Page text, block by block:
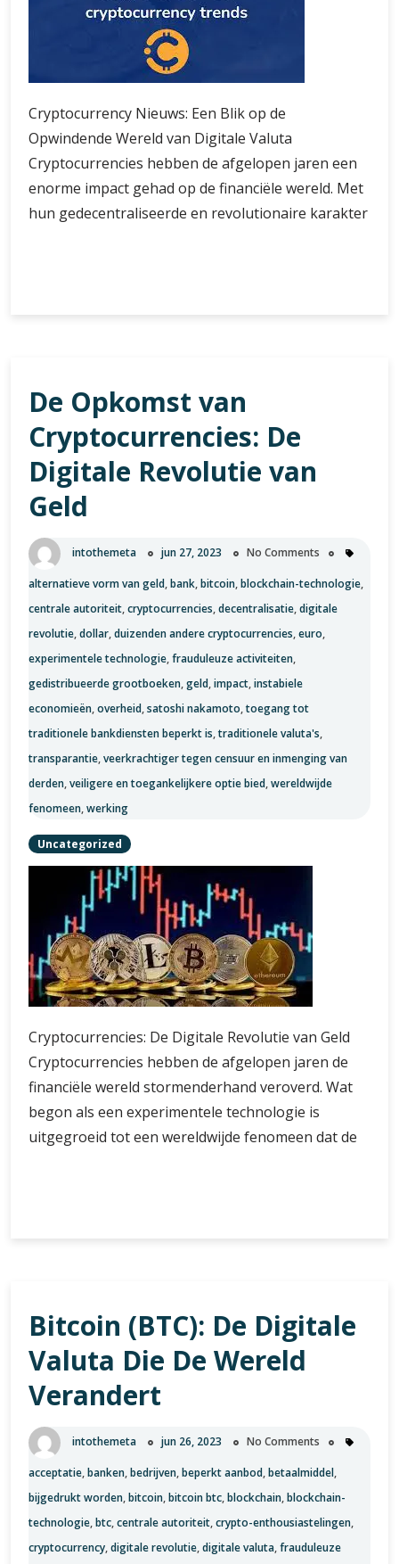
Cryptocurrency Nieuws: Een Blik op de
Opwindende Wereld van Digitale Valuta
Cryptocurrencies hebben de afgelopen jaren een
enorme impact gehad op de financiële wereld. Met
hun gedecentraliseerde en revolutionaire karakter
in
Cryptocurrency
Nieuws
De Opkomst van
Cryptocurrencies: De
Digitale Revolutie van
Geld
intothemeta jun 27, 2023 No Comments
alternatieve vorm van geld,bank,bitcoin,blockchain-technologie,
centrale autoriteit,cryptocurrencies,decentralisatie,digitale
revolutie,dollar,duizenden andere cryptocurrencies,euro,
experimentele technologie,frauduleuze activiteiten,
gedistribueerde grootboeken,geld,impact,instabiele
economieën,overheid,satoshi nakamoto,toegang tot
traditionele bankdiensten beperkt is,traditionele valuta's,
transparantie,veerkrachtiger tegen censuur en inmenging van
derden,veiligere en toegankelijkere optie bied,wereldwijde
fenomeen,werking
Uncategorized
Cryptocurrencies: De Digitale Revolutie van Geld
Cryptocurrencies hebben de afgelopen jaren de
financiële wereld stormenderhand veroverd. Wat
begon als een experimentele technologie is
uitgegroeid tot een wereldwijde fenomeen dat de
Revolutie
van
Geld
Bitcoin (BTC): De Digitale
Valuta Die De Wereld
Verandert
intothemeta jun 26, 2023 No Comments
acceptatie,banken,bedrijven,beperkt aanbod,betaalmiddel,
bijgedrukt worden,bitcoin,bitcoin btc,blockchain,blockchain-
technologie,btc,centrale autoriteit,crypto-enthousiastelingen,
cryptocurrency,digitale revolutie,digitale valuta,frauduleuze